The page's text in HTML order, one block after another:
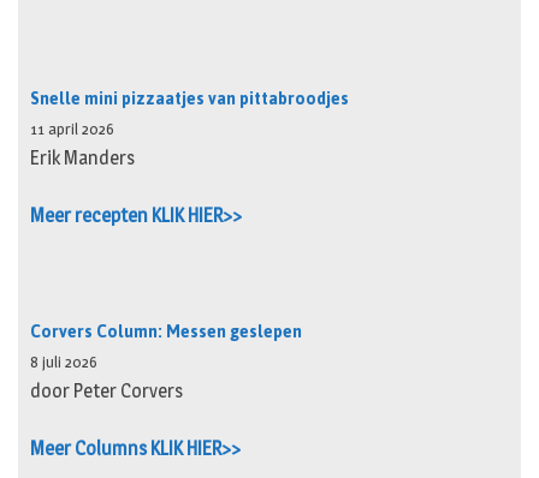
Snelle mini pizzaatjes van pittabroodjes
11 april 2026
Erik Manders
Meer recepten KLIK HIER>>
Corvers Column: Messen geslepen
8 juli 2026
door Peter Corvers
Meer Columns KLIK HIER>>